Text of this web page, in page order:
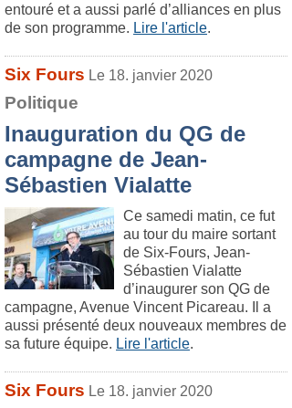
entouré et a aussi parlé d’alliances en plus
de son programme. Lire l'article.
Six Fours Le 18. janvier 2020
Politique
Inauguration du QG de
campagne de Jean-
Sébastien Vialatte
Ce samedi matin, ce fut
au tour du maire sortant
de Six-Fours, Jean-
Sébastien Vialatte
d’inaugurer son QG de
campagne, Avenue Vincent Picareau. Il a
aussi présenté deux nouveaux membres de
sa future équipe. Lire l'article.
Six Fours Le 18. janvier 2020